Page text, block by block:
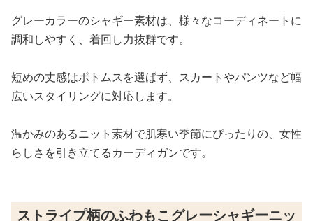
グレーカラーのシャギー素材は、様々なコーディネートに
調和しやすく、着回し力抜群です。
短めの丈感はボトムスを選ばず、スカートやパンツなど幅
広いスタイリングに対応します。
温かみのあるニット素材で肌寒い季節にぴったりの、女性
らしさを引き立てるカーディガンです。
ストライプ柄のふわもこグレーシャギーニッ